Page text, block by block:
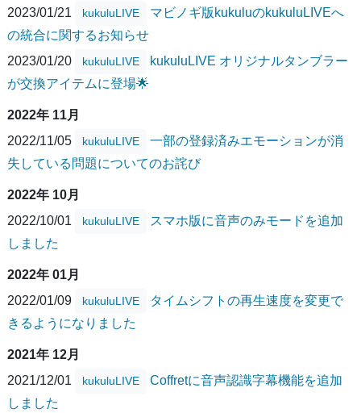
2023/01/21
kukuluLIVE
マビノギ版kukuluのkukuluLIVEへ
の統合に関するお知らせ
2023/01/20
kukuluLIVE
kukuluLIVE オリジナルタンブラー
が交換アイテムに登場🌟
2022年 11月
2022/11/05
kukuluLIVE
一部の登録済みエモーションが消
失している問題についてのお詫び
2022年 10月
2022/10/01
kukuluLIVE
スマホ版に音声のみモードを追加
しました
2022年 01月
2022/01/09
kukuluLIVE
タイムシフトの再生速度を変更で
きるようになりました
2021年 12月
2021/12/01
kukuluLIVE
Coffretに音声認識字幕機能を追加
しました